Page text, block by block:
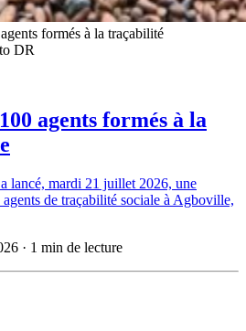
formés à la traçabilité
DR
agents formés à la
lancé, mardi 21 juillet 2026, une
de traçabilité sociale à Agboville,
· 1 min de lecture